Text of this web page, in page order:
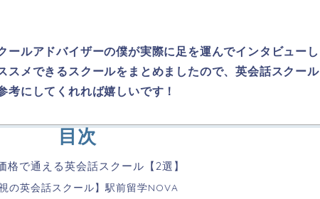
ールアドバイザーの僕が実際に足を運んでインタビューし
スメできるスクールをまとめましたので、英会話スクール
考にしてくれれば嬉しいです！
目次
格で通える英会話スクール【2選】
の英会話スクール】駅前留学NOVA